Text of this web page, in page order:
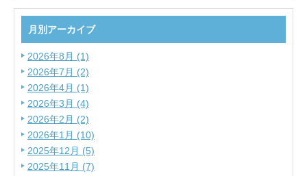
月別アーカイブ
2026年8月 (1)
2026年7月 (2)
2026年4月 (1)
2026年3月 (4)
2026年2月 (2)
2026年1月 (10)
2025年12月 (5)
2025年11月 (7)